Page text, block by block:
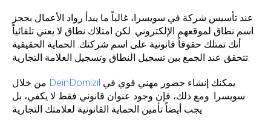
عند تأسيس شركة في سويسرا، غالباً ما يبدأ رواد الأعمال بحجز
اسم نطاق لموقعهم الإلكتروني. لكن امتلاك نطاق لا يعني تلقائياً
أنك تمتلك حقوقاً قانونية على اسم شركتك. الحماية الحقيقية
تتحقق عند الجمع بين تسجيل النطاق وتسجيل العلامة التجارية.
من خلال DeinDomizil
سويسرا. ومع ذلك، فإن وجود عنوان قانوني فقط لا يكفي، بل
يجب أيضاً تأمين الحماية القانونية لعلامتك التجارية.